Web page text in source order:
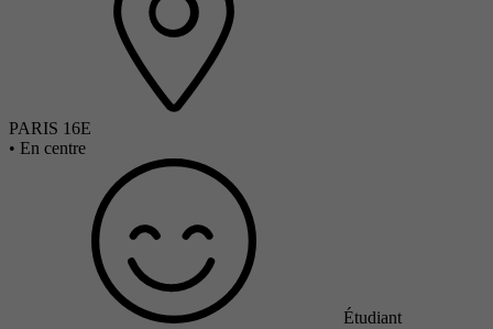
PARIS 16E
• En centre
Étudiant